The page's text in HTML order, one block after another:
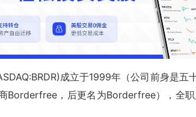
成立于1999年（公司前身是五
Borderfree，后更名为Borderfree），全